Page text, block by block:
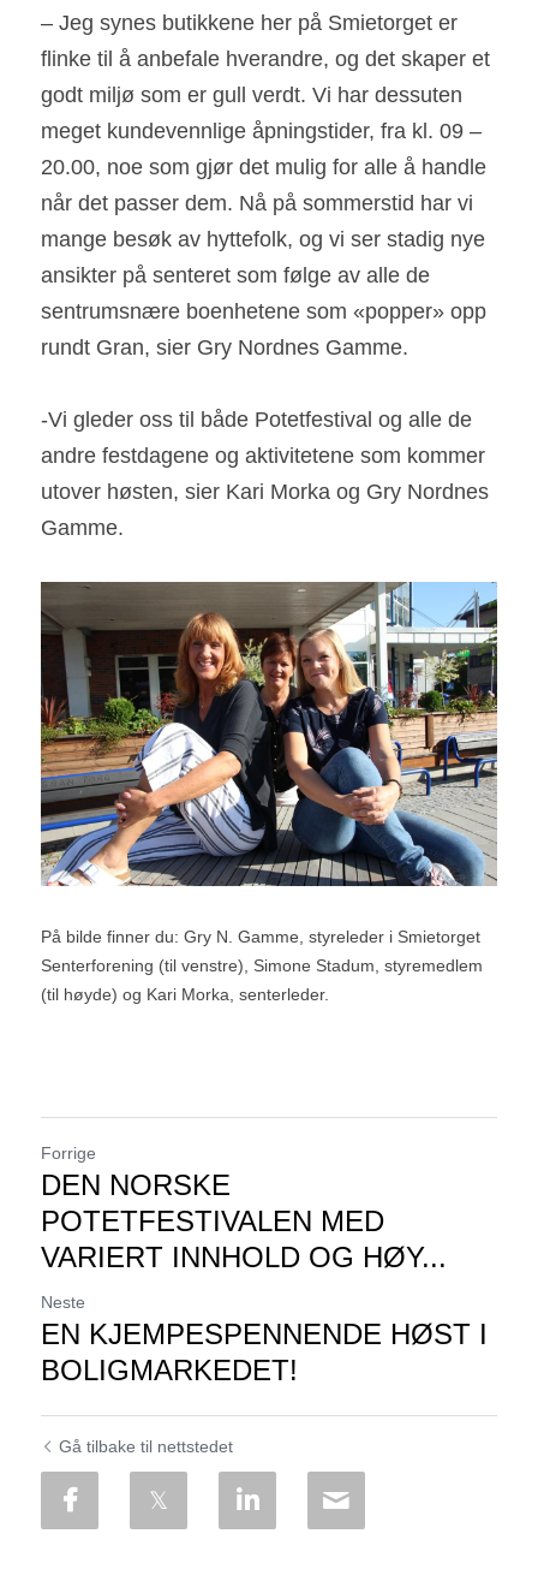
– Jeg synes butikkene her på Smietorget er
flinke til å anbefale hverandre, og det skaper et
godt miljø som er gull verdt. Vi har dessuten
meget kundevennlige åpningstider, fra kl. 09 –
20.00, noe som gjør det mulig for alle å handle
når det passer dem. Nå på sommerstid har vi
mange besøk av hyttefolk, og vi ser stadig nye
ansikter på senteret som følge av alle de
sentrumsnære boenhetene som «popper» opp
rundt Gran, sier Gry Nordnes Gamme.
-Vi gleder oss til både Potetfestival og alle de
andre festdagene og aktivitetene som kommer
utover høsten, sier Kari Morka og Gry Nordnes
Gamme.
På bilde finner du: Gry N. Gamme, styreleder i Smietorget
Senterforening (til venstre), Simone Stadum, styremedlem
(til høyde) og Kari Morka, senterleder.
Forrige
DEN NORSKE
POTETFESTIVALEN MED
VARIERT INNHOLD OG HØY...
Neste
EN KJEMPESPENNENDE HØST I
BOLIGMARKEDET!
Gå tilbake til nettstedet